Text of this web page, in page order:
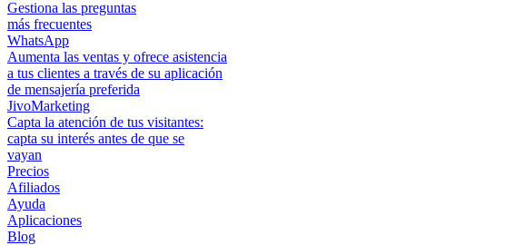
Gestiona las preguntas
más frecuentes
WhatsApp
Aumenta las ventas y ofrece asistencia
a tus clientes a través de su aplicación
de mensajería preferida
JivoMarketing
Capta la atención de tus visitantes:
capta su interés antes de que se
vayan
Precios
Afiliados
Ayuda
Aplicaciones
Blog